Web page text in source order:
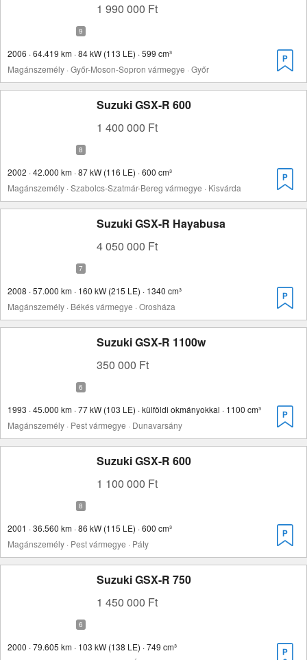
1 990 000 Ft
2006 · 64.419 km · 84 kW (113 LE) · 599 cm³
Magánszemély · Győr-Moson-Sopron vármegye · Győr
Suzuki GSX-R 600
1 400 000 Ft
2002 · 42.000 km · 87 kW (116 LE) · 600 cm³
Magánszemély · Szabolcs-Szatmár-Bereg vármegye · Kisvárda
Suzuki GSX-R Hayabusa
4 050 000 Ft
2008 · 57.000 km · 160 kW (215 LE) · 1340 cm³
Magánszemély · Békés vármegye · Orosháza
Suzuki GSX-R 1100w
350 000 Ft
1993 · 45.000 km · 77 kW (103 LE) · külföldi okmányokkal · 1100 cm³
Magánszemély · Pest vármegye · Dunavarsány
Suzuki GSX-R 600
1 100 000 Ft
2001 · 36.560 km · 86 kW (115 LE) · 600 cm³
Magánszemély · Pest vármegye · Páty
Suzuki GSX-R 750
1 450 000 Ft
2000 · 79.605 km · 103 kW (138 LE) · 749 cm³